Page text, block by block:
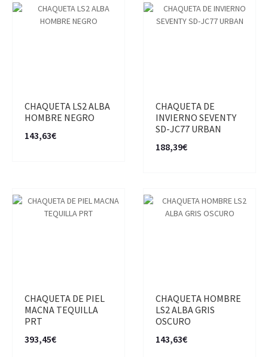
CHAQUETA LS2 ALBA
HOMBRE NEGRO
143,63€
CHAQUETA DE
INVIERNO SEVENTY
SD-JC77 URBAN
188,39€
CHAQUETA DE PIEL
MACNA TEQUILLA
PRT
393,45€
CHAQUETA HOMBRE
LS2 ALBA GRIS
OSCURO
143,63€